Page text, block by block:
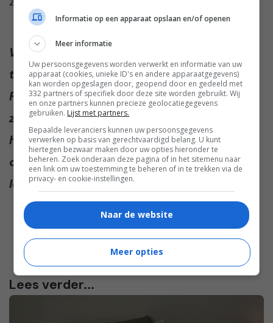
Wat vind jij? Maakt Annemarie zich
terecht zorgen om haar vriendin? Of moet
Freya lekker zelf weten wat ze doet? We
zijn heel benieuwd naar jullie mening
hierover. Praat met ons mee in de
comments onder dit artikel. Vinden we
leuk!
Lees verder...
Informatie op een apparaat opslaan en/of openen
Meer informatie
Uw persoonsgegevens worden verwerkt en informatie van uw
apparaat (cookies, unieke ID's en andere apparaatgegevens)
kan worden opgeslagen door, geopend door en gedeeld met
332 partners of specifiek door deze site worden gebruikt. Wij
en onze partners kunnen precieze geolocatiegegevens
gebruiken. Lijst met partners.
Bepaalde leveranciers kunnen uw persoonsgegevens
verwerken op basis van gerechtvaardigd belang. U kunt
hiertegen bezwaar maken door uw opties hieronder te
beheren. Zoek onderaan deze pagina of in het sitemenu naar
een link om uw toestemming te beheren of in te trekken via de
privacy- en cookie-instellingen.
Naar de website
Meer opties